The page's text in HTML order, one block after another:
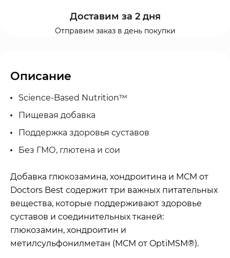
Доставим за 2 дня
Отправим заказ в день покупки
Описание
Science-Based Nutrition™
Пищевая добавка
Поддержка здоровья суставов
Без ГМО, глютена и сои
Добавка глюкозамина, хондроитина и МСМ от
Doctors Best содержит три важных питательных
вещества, которые поддерживают здоровье
суставов и соединительных тканей:
глюкозамин, хондроитин и
метилсульфонилметан (МСМ от OptiMSM®).